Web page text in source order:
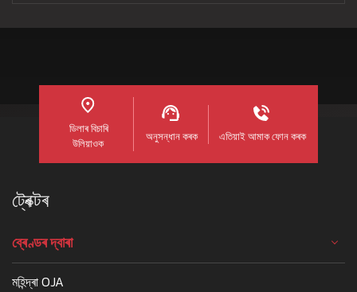
ডিলাৰ বিচাৰি
উলিয়াওক
অনুসন্ধান কৰক এতিয়াই আমাক ফোন কৰক
ট্ৰেক্টৰ
ব্ৰেণ্ডৰ দ্বাৰা
মহিন্দ্ৰা OJA